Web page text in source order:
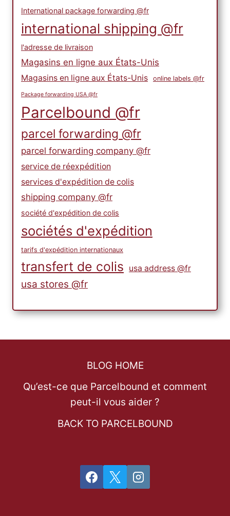
International package forwarding @fr
international shipping @fr
l'adresse de livraison
Magasins en ligne aux États-Unis
Magasins en ligne aux États-Unis online labels @fr
Package forwarding USA @fr
Parcelbound @fr
parcel forwarding @fr
parcel forwarding company @fr
service de réexpédition
services d'expédition de colis
shipping company @fr
société d'expédition de colis
sociétés d'expédition
tarifs d'expédition internationaux
transfert de colis usa address @fr
usa stores @fr
BLOG HOME
Qu’est-ce que Parcelbound et comment
peut-il vous aider ?
BACK TO PARCELBOUND